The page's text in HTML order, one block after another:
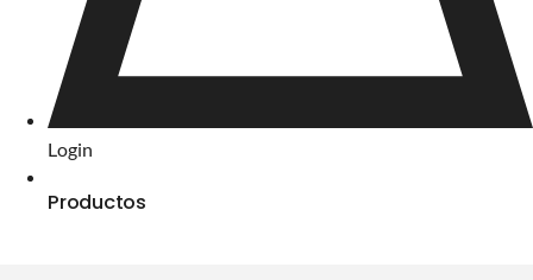
Login
Productos